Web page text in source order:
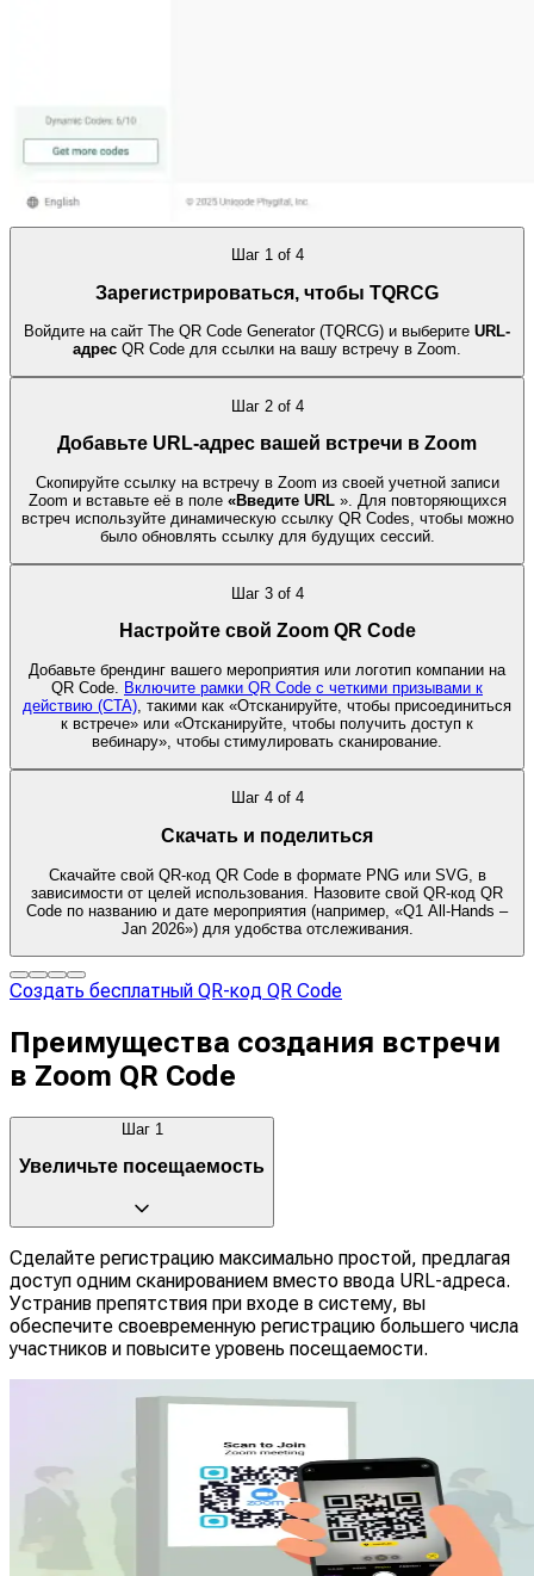
Шаг 1 of 4
Зарегистрироваться, чтобы TQRCG
Войдите на сайт The QR Code Generator (TQRCG) и выберите URL-
адрес QR Code для ссылки на вашу встречу в Zoom.
Шаг 2 of 4
Добавьте URL-адрес вашей встречи в Zoom
Скопируйте ссылку на встречу в Zoom из своей учетной записи
Zoom и вставьте её в поле «Введите URL». Для повторяющихся
встреч используйте динамическую ссылку QR Codes, чтобы можно
было обновлять ссылку для будущих сессий.
Шаг 3 of 4
Настройте свой Zoom QR Code
Добавьте брендинг вашего мероприятия или логотип компании на
QR Code.
Включите рамки QR Code с четкими призывами к
действию (CTA) , такими как «Отсканируйте, чтобы присоединиться
к встрече» или «Отсканируйте, чтобы получить доступ к
вебинару», чтобы стимулировать сканирование.
Шаг 4 of 4
Скачать и поделиться
Скачайте свой QR-код QR Code в формате PNG или SVG, в
зависимости от целей использования. Назовите свой QR-код QR
Code по названию и дате мероприятия (например, «Q1 All-Hands –
Jan 2026») для удобства отслеживания.
Создать бесплатный QR-код QR Code
Преимущества создания встречи
в Zoom QR Code
Шаг 1
Увеличьте посещаемость
Сделайте регистрацию максимально простой, предлагая
доступ одним сканированием вместо ввода URL-адреса.
Устранив препятствия при входе в систему, вы
обеспечите своевременную регистрацию большего числа
участников и повысите уровень посещаемости.